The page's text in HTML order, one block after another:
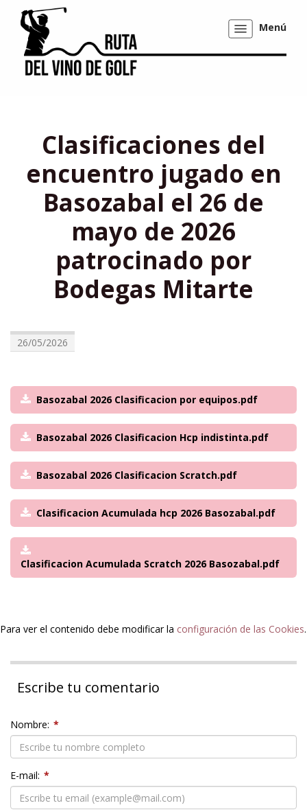
Mostrar/ocultar
navegación
Menú
Clasificaciones del
encuentro jugado en
Basozabal el 26 de
mayo de 2026
patrocinado por
Bodegas Mitarte
26/05/2026
Basozabal 2026 Clasificacion por equipos.pdf
Basozabal 2026 Clasificacion Hcp indistinta.pdf
Basozabal 2026 Clasificacion Scratch.pdf
Clasificacion Acumulada hcp 2026 Basozabal.pdf
Clasificacion Acumulada Scratch 2026 Basozabal.pdf
Para ver el contenido debe modificar la configuración de las Cookies.
Escribe tu comentario
Nombre: *
E-mail: *